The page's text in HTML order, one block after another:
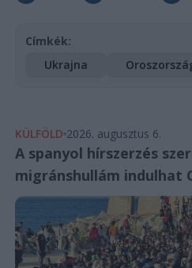
Címkék:
Ukrajna
KÜLFÖLD 2026. augusztus 6.
A spanyol hírszerzés
migránshullám indulhat